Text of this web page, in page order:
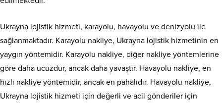
Ukrayna lojistik hizmeti, karayolu, havayolu ve denizyolu ile
sağlanmaktadır. Karayolu nakliye, Ukrayna lojistik hizmetinin en
yaygın yöntemidir. Karayolu nakliye, diğer nakliye yöntemlerine
göre daha ucuzdur, ancak daha yavaştır. Havayolu nakliye, en
hızlı nakliye yöntemidir, ancak en pahalıdır. Havayolu nakliye,
Ukrayna lojistik hizmeti için değerli ve acil gönderiler için